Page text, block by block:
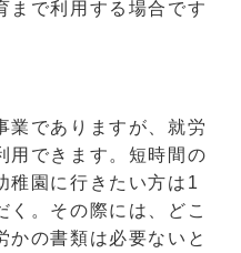
で利用する場合です
でありますが、就労
用できます。短時間の
稚園に行きたい方は1
く。その際には、どこ
かの書類は必要ないと